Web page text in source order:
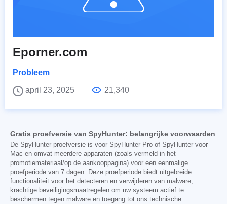
Eporner.com
Probleem
april 23, 2025
21,340
Gratis proefversie van SpyHunter: belangrijke voorwaarden
De SpyHunter-proefversie is voor SpyHunter Pro of SpyHunter voor
Mac en omvat meerdere apparaten (zoals vermeld in het
promotiemateriaal/op de aankooppagina) voor een eenmalige
proefperiode van 7 dagen. Deze proefperiode biedt uitgebreide
functionaliteit voor het detecteren en verwijderen van malware,
krachtige beveiligingsmaatregelen om uw systeem actief te
beschermen tegen malware en toegang tot ons technische